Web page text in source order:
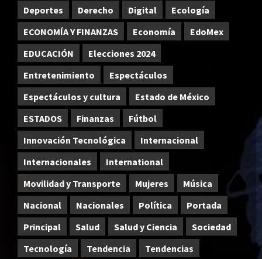
Deportes
Derecho Digital
Ecología
ECONOMÍA Y FINANZAS
Economía
EdoMex
EDUCACIÓN
Elecciones 2024
Entretenimiento
Espectáculos
Espectáculos y cultura
Estado de México
ESTADOS
Finanzas
Fútbol
Innovación Tecnológica
Internacional
Internacionales
International
Movilidad y Transporte
Mujeres
Música
Nacional
Nacionales Política
Portada
Principal
Salud Salud y Ciencia
Sociedad
Tecnología
Tendencia
Tendencias